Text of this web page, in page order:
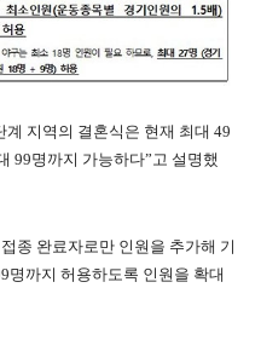
지역의 결혼식은 현재 최대 49
99명까지 가능하다”고 설명했
종 완료자로만 인원을 추가해 기
명까지 허용하도록 인원을 확대